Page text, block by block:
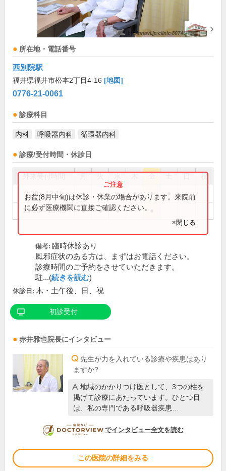
所在地・電話番号
西別院駅
福井県福井市松本2丁目4-16 [地図]
0776-21-0061
診療科目
内科 呼吸器内科 循環器内科
診療/受付時間・休診日
祝
8:30～12:15 ● ● ● ● ●
16:00～18:45 ● ● ●
お盆(8月中旬)は休診・休業の場合があります。来院前
に必ず医療機関に直接ご確認ください。
×閉じる
備考: 臨時休診あり
風邪症状のある方は、まずはお電話ください。
診療時間のご予約をさせていただきます。
駐...(続きを読む)
休診日: 木・土午後、日、祝
初診受付
赤井雅也院長にインタビュー
先生が力を入れている診療や疾患はあり
ますか?
地域のかかりつけ医として、3つの柱を
掲げて診療にあたっています。ひとつ目
は、私の専門である呼吸器疾患…
DOCTORVIEW
でインタビュー全文を読む
この医院の詳細をみる